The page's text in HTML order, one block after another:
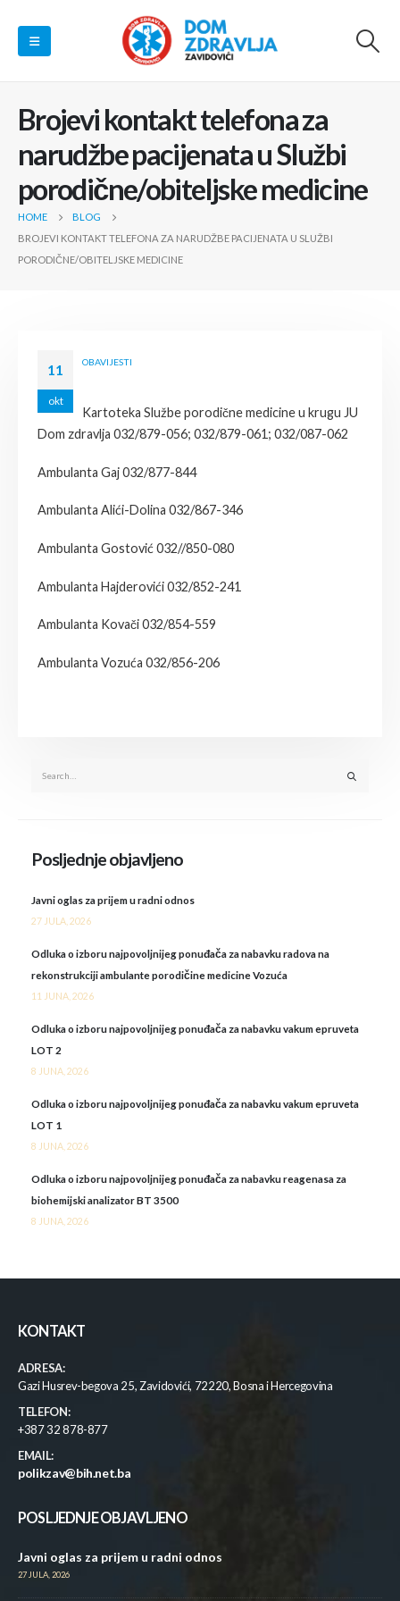
Brojevi kontakt telefona za
narudžbe pacijenata u Službi
porodične/obiteljske medicine
HOME
BLOG
BROJEVI KONTAKT TELEFONA ZA NARUDŽBE PACIJENATA U SLUŽBI
PORODIČNE/OBITELJSKE MEDICINE
11
okt
OBAVIJESTI
Kartoteka Službe porodične medicine u krugu JU
Dom zdravlja 032/879-056; 032/879-061; 032/087-062
Ambulanta Gaj 032/877-844
Ambulanta Alići-Dolina 032/867-346
Ambulanta Gostović 032//850-080
Ambulanta Hajderovići 032/852-241
Ambulanta Kovači 032/854-559
Ambulanta Vozuća 032/856-206
Posljednje objavljeno
Javni oglas za prijem u radni odnos
27 JULA, 2026
Odluka o izboru najpovoljnijeg ponuđača za nabavku radova na
rekonstrukciji ambulante porodičine medicine Vozuća
11 JUNA, 2026
Odluka o izboru najpovoljnijeg ponuđača za nabavku vakum epruveta
LOT 2
8 JUNA, 2026
Odluka o izboru najpovoljnijeg ponuđača za nabavku vakum epruveta
LOT 1
8 JUNA, 2026
Odluka o izboru najpovoljnijeg ponuđača za nabavku reagenasa za
biohemijski analizator BT 3500
8 JUNA, 2026
KONTAKT
ADRESA:
Gazi Husrev-begova 25, Zavidovići, 72220, Bosna i Hercegovina
TELEFON:
+387 32 878-877
EMAIL:
polikzav@bih.net.ba
POSLJEDNJE OBJAVLJENO
Javni oglas za prijem u radni odnos
27 JULA, 2026